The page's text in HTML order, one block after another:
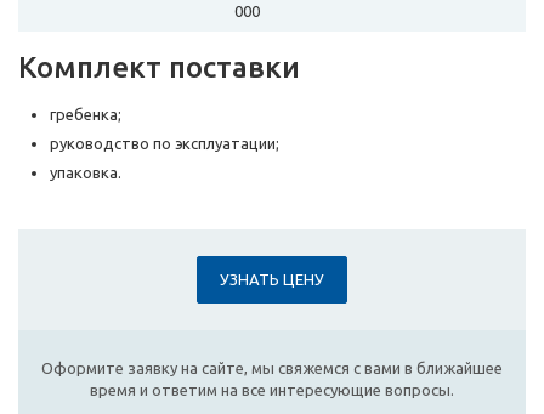
000
Комплект поставки
гребенка;
руководство по эксплуатации;
упаковка.
УЗНАТЬ ЦЕНУ
Оформите заявку на сайте, мы свяжемся с вами в ближайшее
время и ответим на все интересующие вопросы.